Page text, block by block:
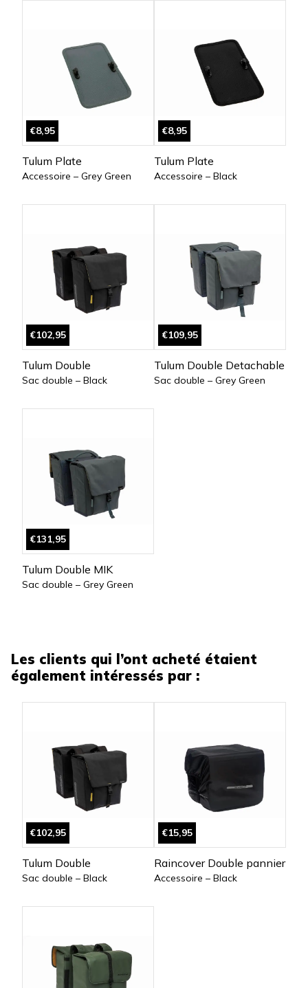
€8,95
Tulum Plate
Accessoire – Grey Green
€8,95
Tulum Plate
Accessoire – Black
€102,95
Tulum Double
Sac double – Black
€109,95
Tulum Double Detachable
Sac double – Grey Green
€131,95
Tulum Double MIK
Sac double – Grey Green
Les clients qui l’ont acheté étaient
également intéressés par :
€102,95
Tulum Double
Sac double – Black
€15,95
Raincover Double pannier
Accessoire – Black